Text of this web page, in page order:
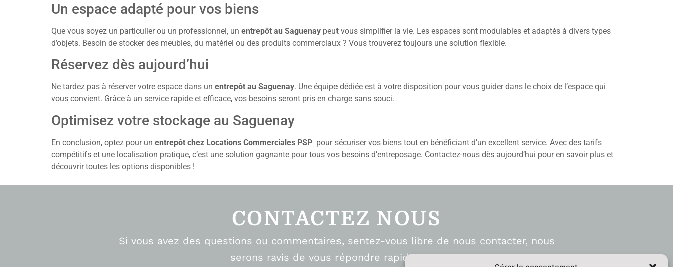
Un espace adapté pour vos biens
Que vous soyez un particulier ou un professionnel, un entrepôt au Saguenay peut vous simplifier la vie. Les espaces sont modulables et adaptés à divers types
d’objets. Besoin de stocker des meubles, du matériel ou des produits commerciaux ? Vous trouverez toujours une solution flexible.
Réservez dès aujourd’hui
Ne tardez pas à réserver votre espace dans un entrepôt au Saguenay. Une équipe dédiée est à votre disposition pour vous guider dans le choix de l’espace qui
vous convient. Grâce à un service rapide et efficace, vos besoins seront pris en charge sans souci.
Optimisez votre stockage au Saguenay
En conclusion, optez pour un entrepôt chez Locations Commerciales PSP pour sécuriser vos biens tout en bénéficiant d’un excellent service. Avec des tarifs
compétitifs et une localisation pratique, c’est une solution gagnante pour tous vos besoins d’entreposage. Contactez-nous dès aujourd’hui pour en savoir plus et
découvrir toutes les options disponibles !
CONTACTEZ NOUS
Si vous avez des questions ou commentaires, sentez-vous libre de nous contacter, nous
serons ravis de vous répondre rapidement.